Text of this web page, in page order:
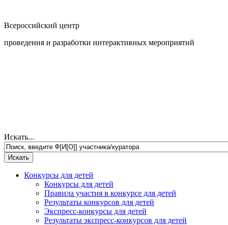
Всероссийский центр
проведения и разработки интерактивных мероприятий
Искать...
Конкурсы для детей
Конкурсы для детей
Правила участия в конкурсе для детей
Результаты конкурсов для детей
Экспресс-конкурсы для детей
Результаты экспресс-конкурсов для детей